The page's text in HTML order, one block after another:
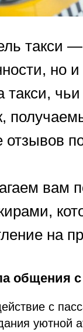
такси
но
такси,
отзывов
вам
на
общения
с
уютной